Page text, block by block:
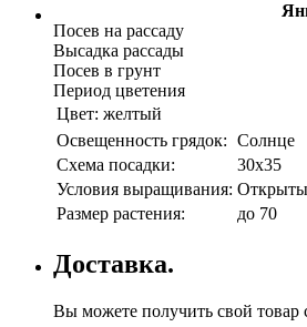
Посев на рассаду
Высадка рассады
Посев в грунт
Период цветения
Цвет: желтый
Освещенность грядок: Солнце
Схема посадки:
30х35
Условия выращивания:
Размер растения:
до 70
Доставка.
Вы можете получить свой